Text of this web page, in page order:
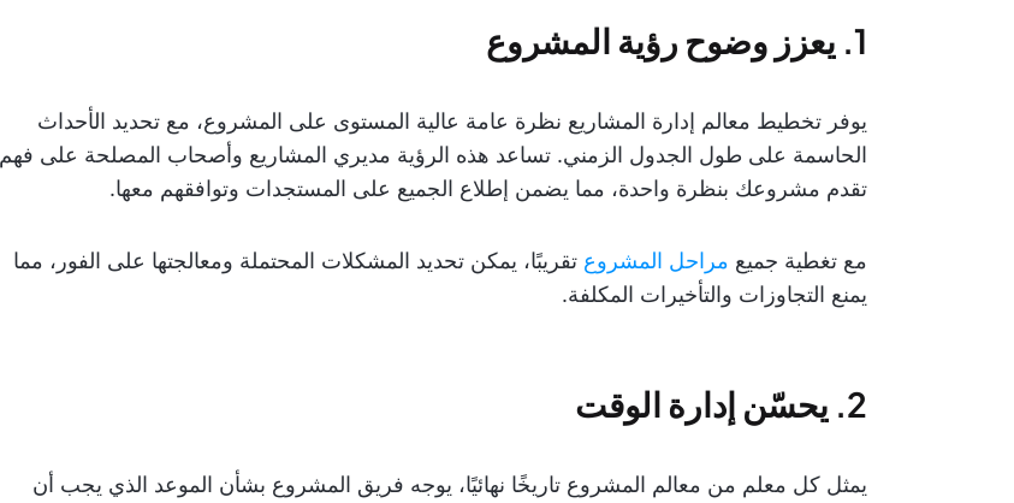
1. يعزز وضوح رؤية المشروع
يوفر تخطيط معالم إدارة المشاريع نظرة عامة عالية المستوى على المشروع، مع تحديد الأحداث
الحاسمة على طول الجدول الزمني. تساعد هذه الرؤية مديري المشاريع وأصحاب المصلحة على فهم
تقدم مشروعك بنظرة واحدة، مما يضمن إطلاع الجميع على المستجدات وتوافقهم معها.
مع تغطية جميع مراحل المشروع تقريبًا، يمكن تحديد المشكلات المحتملة ومعالجتها على الفور، مما
يمنع التجاوزات والتأخيرات المكلفة.
2. يحسّن إدارة الوقت
يمثل كل معلم من معالم المشروع تاريخًا نهائيًا، يوجه فريق المشروع بشأن الموعد الذي يجب أن